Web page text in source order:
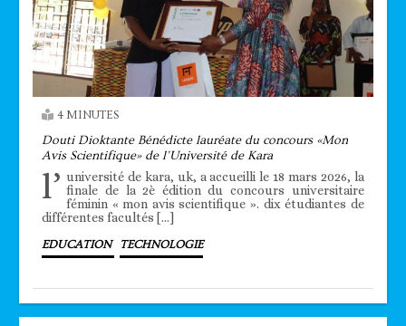
4 MINUTES
Douti Dioktante Bénédicte lauréate du concours «Mon
Avis Scientifique» de l’Université de Kara
l’ université de kara, uk, a accueilli le 18 mars 2026, la
finale de la 2è édition du concours universitaire
féminin « mon avis scientifique ». dix étudiantes de
différentes facultés […]
EDUCATION TECHNOLOGIE